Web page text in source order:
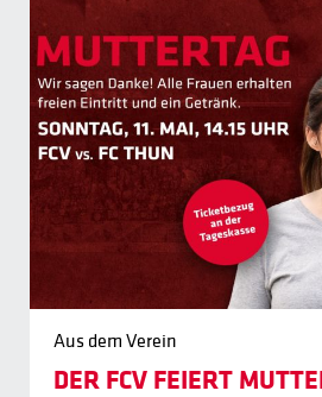
Aus dem Verein
DER FCV FEIERT